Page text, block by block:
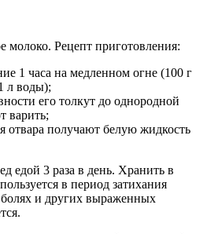
молоко. Рецепт приготовления:
1 часа на медленном огне (100 г
л воды);
его толкут до однородной
варить;
отвара получают белую жидкость
едой 3 раза в день. Хранить в
в период затихания
и других выраженных